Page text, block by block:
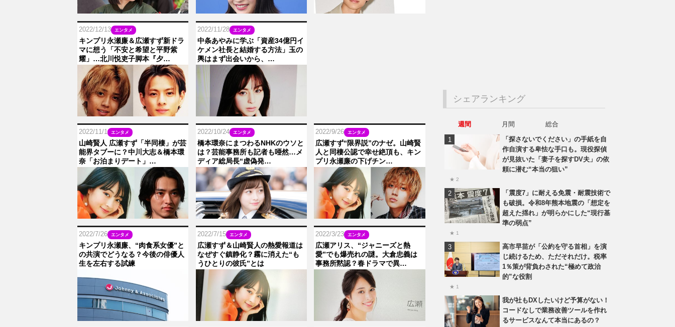
2022/12/13 エンタメ
キンプリ永瀬廉＆広瀬すず新ドラ
マに想う「不安と希望と平野紫
耀」…北川悦吏子脚本『夕…
2022/11/28 エンタメ
中条あやみに学ぶ「資産34億円イ
ケメン社長と結婚する方法」玉の
輿はまず出会いから、…
2022/11/1 エンタメ
山崎賢人 広瀬すず「半同棲」が芸
能界タブーに？中川大志＆橋本環
奈「お泊まりデート」…
2022/10/24 エンタメ
橋本環奈にまつわるNHKのウソと
は？芸能事務所も記者も唖然…メ
ディア総局長“虚偽発…
2022/9/26 エンタメ
広瀬すず“限界説”のナゼ。山崎賢
人と同棲公認で幸せ絶頂も、キン
プリ永瀬廉の下げチン…
2022/7/26 エンタメ
キンプリ永瀬廉、“肉食系女優”と
の共演でどうなる？今後の俳優人
生を左右する試練
2022/7/15 エンタメ
広瀬すず＆山崎賢人の熱愛報道は
なぜすぐ鎮静化？霧に消えた“も
うひとりの彼氏”とは
2022/3/23 エンタメ
広瀬アリス、“ジャニーズと熱
愛”でも爆売れの謎。大倉忠義は
事務所黙認？春ドラマで異…
シェアランキング
週間 月間
総合
「探さないでください」の手紙を自
作自演する卑怯な手口も。現役探偵
が見抜いた「妻子を探すDV夫」の依
頼に潜む“本当の狙い”
★ 2
「震度7」に耐える免震・耐震技術で
も破損。令和8年熊本地震の「想定を
超えた揺れ」が明らかにした“現行基
準の弱点”
★ 1
高市早苗が「公約を守る首相」を演
じ続けるため、ただそれだけ。税率
1％策が背負わされた“極めて政治
的”な役割
★ 1
我が社もDXしたいけど予算がない！
コードなしで業務改善ツールを作れ
るサービスなんて本当にあるの？